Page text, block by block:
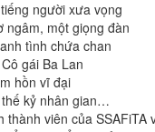
người xưa vọng
ngâm, một giọng đàn
tình chứa chan
gái Ba Lan
hồn vĩ đại
kỷ nhân gian…
thành viên của SSAFiTA